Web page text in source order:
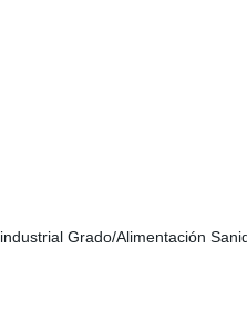
Grado/Alimentación